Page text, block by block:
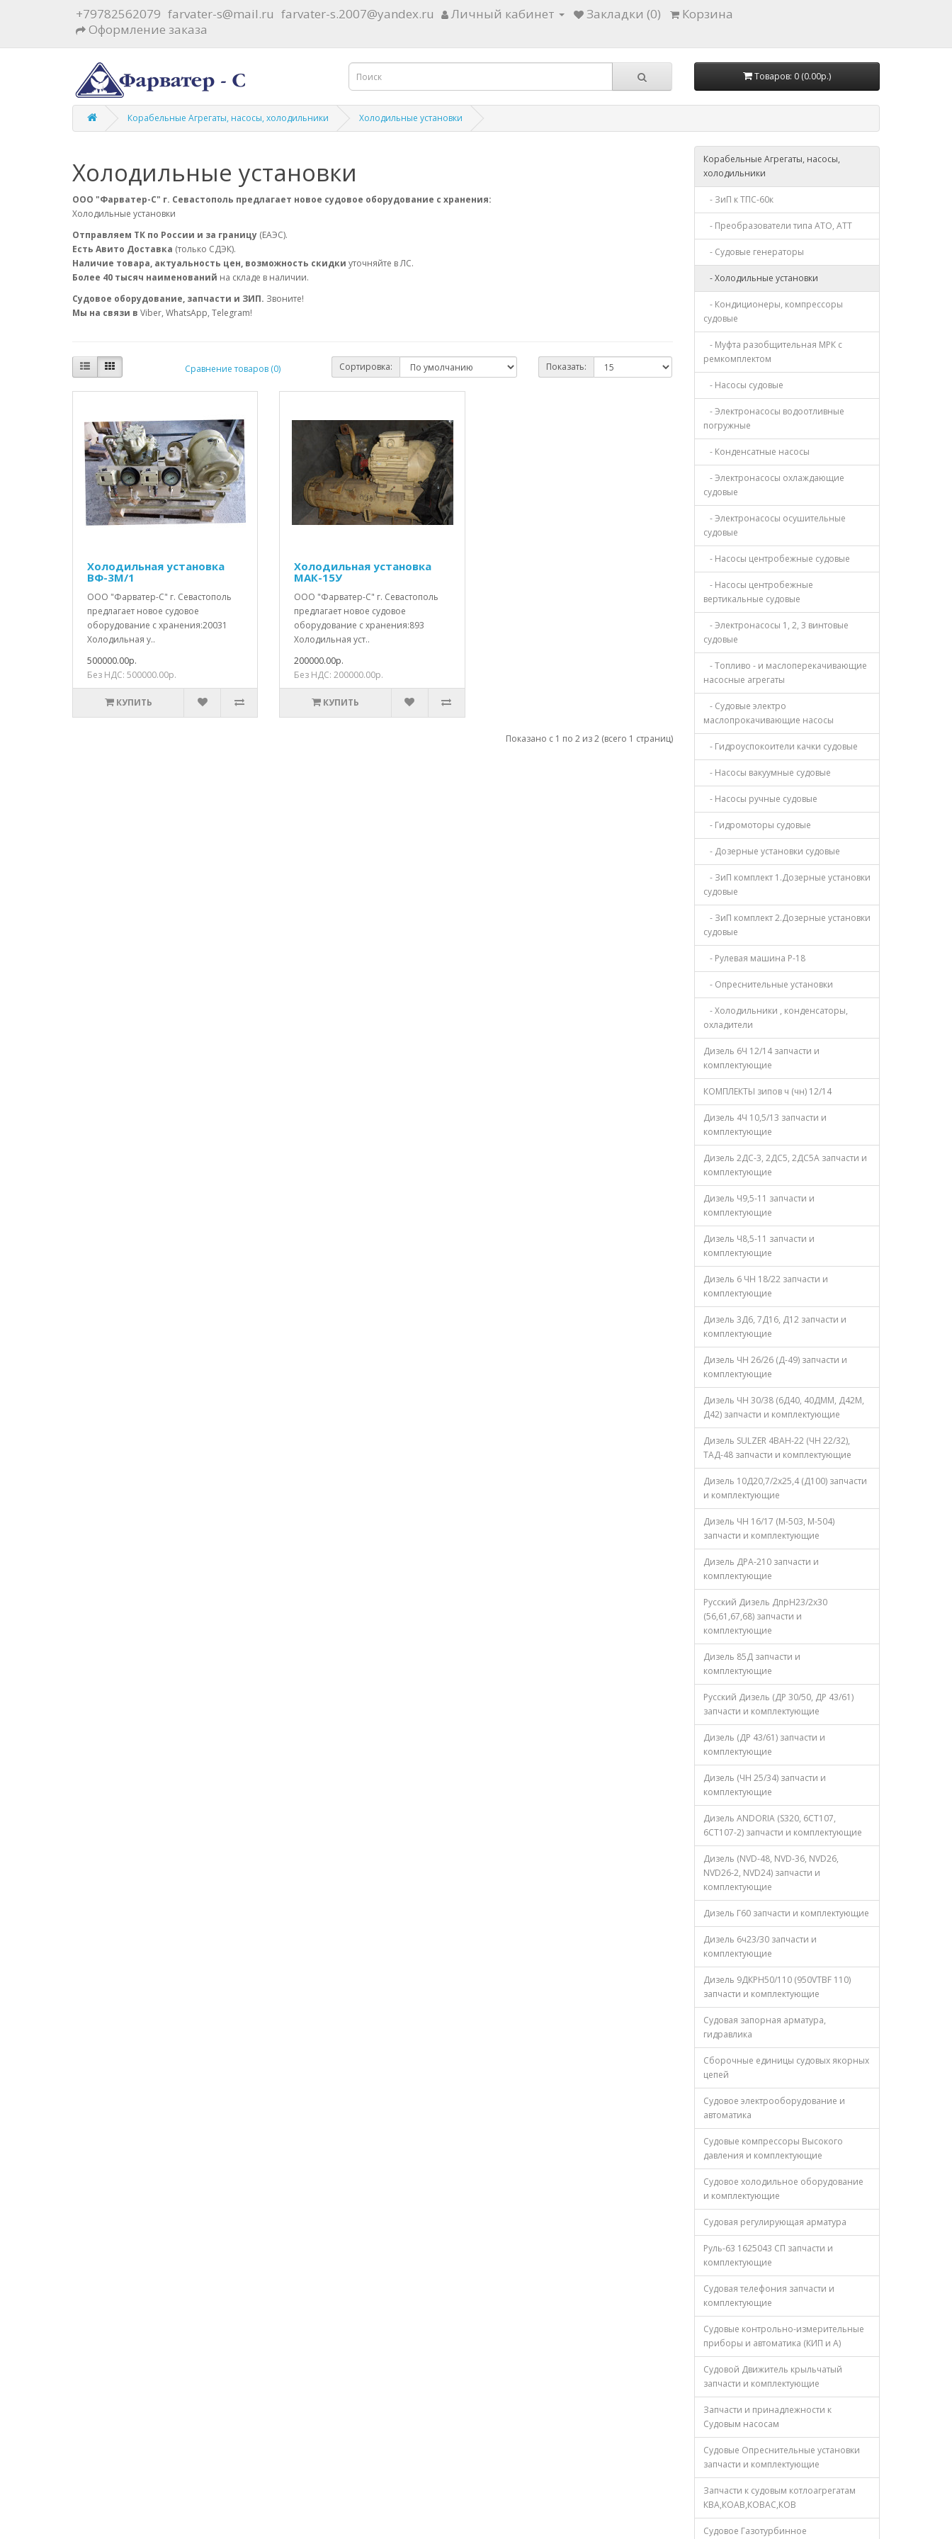
+79782562079 farvater-s@mail.ru farvater-s.2007@yandex.ru Личный кабинет Закладки (0)
Корзина
Оформление заказа
Товаров: 0 (0.00р.)
Корабельные Агрегаты, насосы, холодильники Холодильные установки
Холодильные установки
ООО "Фарватер-С" г. Севастополь предлагает новое судовое оборудование с хранения:
Холодильные установки
Отправляем ТК по России и за границу (ЕАЭС).
Есть Авито Доставка (только СДЭК).
Наличие товара, актуальность цен, возможность скидки уточняйте в ЛС.
Более 40 тысяч наименований на складе в наличии.
Судовое оборудование, запчасти и ЗИП. Звоните!
Мы на связи в Viber, WhatsApp, Telegram!
Сравнение товаров (0) Сортировка: Показать:
Холодильная установка
ВФ-3М/1
ООО "Фарватер-С" г. Севастополь
предлагает новое судовое
оборудование с хранения:20031
Холодильная у..
500000.00р.
Без НДС: 500000.00р.
КУПИТЬ
Холодильная установка
МАК-15У
ООО "Фарватер-С" г. Севастополь
предлагает новое судовое
оборудование с хранения:893
Холодильная уст..
200000.00р.
Без НДС: 200000.00р.
КУПИТЬ
Показано с 1 по 2 из 2 (всего 1 страниц)
Корабельные Агрегаты, насосы,
холодильники
- ЗиП к ТПС-60к
- Преобразователи типа АТО, АТТ
- Судовые генераторы
- Холодильные установки
- Кондиционеры, компрессоры
судовые
- Муфта разобщительная МРК с
ремкомплектом
- Насосы судовые
- Электронасосы водоотливные
погружные
- Конденсатные насосы
- Электронасосы охлаждающие
судовые
- Электронасосы осушительные
судовые
- Насосы центробежные судовые
- Насосы центробежные
вертикальные судовые
- Электронасосы 1, 2, 3 винтовые
судовые
- Топливо - и маслоперекачивающие
насосные агрегаты
- Судовые электро
маслопрокачивающие насосы
- Гидроуспокоители качки судовые
- Насосы вакуумные судовые
- Насосы ручные судовые
- Гидромоторы судовые
- Дозерные установки судовые
- ЗиП комплект 1.Дозерные установки
судовые
- ЗиП комплект 2.Дозерные установки
судовые
- Рулевая машина Р-18
- Опреснительные установки
- Холодильники , конденсаторы,
охладители
Дизель 6Ч 12/14 запчасти и
комплектующие
КОМПЛЕКТЫ зипов ч (чн) 12/14
Дизель 4Ч 10,5/13 запчасти и
комплектующие
Дизель 2ДС-3, 2ДС5, 2ДС5А запчасти и
комплектующие
Дизель Ч9,5-11 запчасти и
комплектующие
Дизель Ч8,5-11 запчасти и
комплектующие
Дизель 6 ЧН 18/22 запчасти и
комплектующие
Дизель 3Д6, 7Д16, Д12 запчасти и
комплектующие
Дизель ЧН 26/26 (Д-49) запчасти и
комплектующие
Дизель ЧН 30/38 (6Д40, 40ДММ, Д42М,
Д42) запчасти и комплектующие
Дизель SULZER 4ВАН-22 (ЧН 22/32),
ТАД-48 запчасти и комплектующие
Дизель 10Д20,7/2х25,4 (Д100) запчасти
и комплектующие
Дизель ЧН 16/17 (М-503, М-504)
запчасти и комплектующие
Дизель ДРА-210 запчасти и
комплектующие
Русский Дизель ДпрН23/2х30
(56,61,67,68) запчасти и
комплектующие
Дизель 85Д запчасти и
комплектующие
Русский Дизель (ДР 30/50, ДР 43/61)
запчасти и комплектующие
Дизель (ДР 43/61) запчасти и
комплектующие
Дизель (ЧН 25/34) запчасти и
комплектующие
Дизель ANDORIA (S320, 6CT107,
6CT107-2) запчасти и комплектующие
Дизель (NVD-48, NVD-36, NVD26,
NVD26-2, NVD24) запчасти и
комплектующие
Дизель Г60 запчасти и комплектующие
Дизель 6ч23/30 запчасти и
комплектующие
Дизель 9ДКРН50/110 (950VTBF 110)
запчасти и комплектующие
Судовая запорная арматура,
гидравлика
Сборочные единицы судовых якорных
цепей
Судовое электрооборудование и
автоматика
Судовые компрессоры Высокого
давления и комплектующие
Судовое холодильное оборудование
и комплектующие
Судовая регулирующая арматура
Руль-63 1625043 СП запчасти и
комплектующие
Судовая телефония запчасти и
комплектующие
Судовые контрольно-измерительные
приборы и автоматика (КИП и А)
Судовой Движитель крыльчатый
запчасти и комплектующие
Запчасти и принадлежности к
Судовым насосам
Судовые Опреснительные установки
запчасти и комплектующие
Запчасти к судовым котлоагрегатам
КВА,КОАВ,КОВАС,КОВ
Судовое Газотурбинное